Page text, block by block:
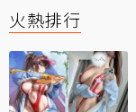
火熱排行